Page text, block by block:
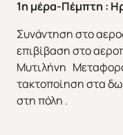
1η μέρα-Πέμπτη :
Συνάντηση στο
επιβίβαση στο
Μυτιλήνη Μεταφορά
τακτοποίηση στα
στη πόλη .